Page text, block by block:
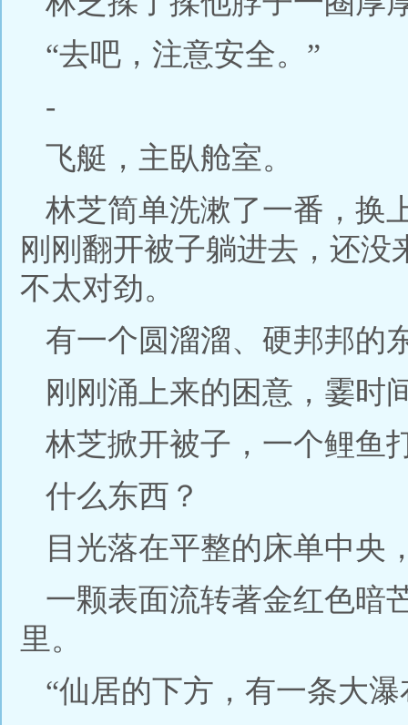
“去吧，注意安全。”
-
飞艇，主臥舱室。
林芝简单洗漱了一番，换
刚刚翻开被子躺进去，还
不太对劲。
有一个圆溜溜、硬邦邦的
刚刚涌上来的困意，霎时
林芝掀开被子，一个鲤鱼
什么东西？
目光落在平整的床单中央
一颗表面流转著金红色暗
里。
“仙居的下方，有一条大瀑